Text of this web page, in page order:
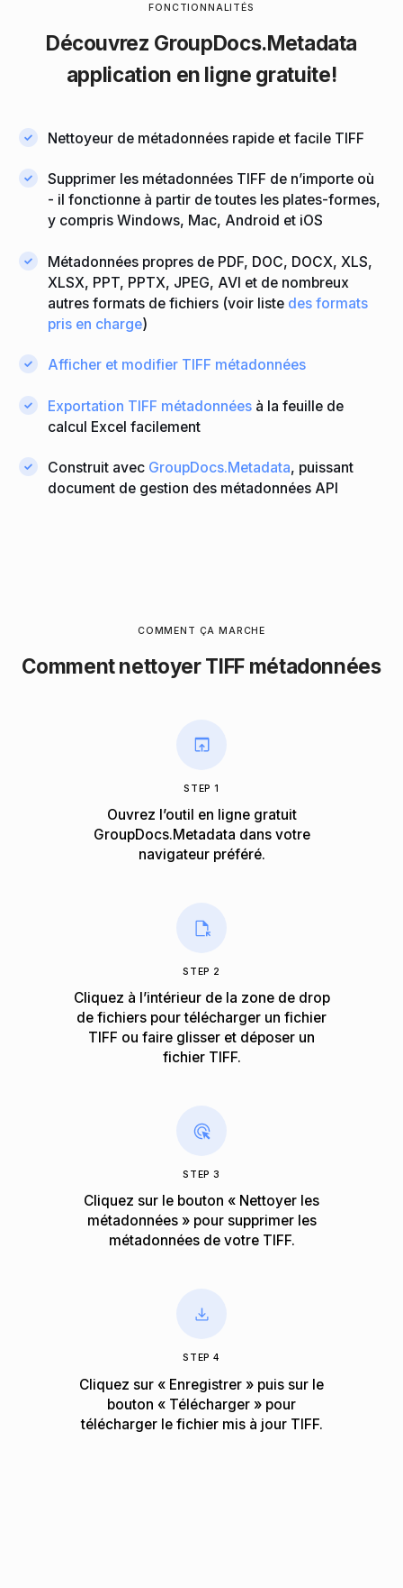
FONCTIONNALITÉS
Découvrez GroupDocs.Metadata
application en ligne gratuite!
Nettoyeur de métadonnées rapide et facile TIFF
Supprimer les métadonnées TIFF de n’importe où
- il fonctionne à partir de toutes les plates-formes,
y compris Windows, Mac, Android et iOS
Métadonnées propres de PDF, DOC, DOCX, XLS,
XLSX, PPT, PPTX, JPEG, AVI et de nombreux
autres formats de fichiers (voir liste des formats
pris en charge)
Afficher et modifier TIFF métadonnées
Exportation TIFF métadonnées à la feuille de
calcul Excel facilement
Construit avec GroupDocs.Metadata, puissant
document de gestion des métadonnées API
COMMENT ÇA MARCHE
Comment nettoyer TIFF métadonnées
STEP 1
Ouvrez l’outil en ligne gratuit
GroupDocs.Metadata dans votre
navigateur préféré.
STEP 2
Cliquez à l’intérieur de la zone de drop
de fichiers pour télécharger un fichier
TIFF ou faire glisser et déposer un
fichier TIFF.
STEP 3
Cliquez sur le bouton « Nettoyer les
métadonnées » pour supprimer les
métadonnées de votre TIFF.
STEP 4
Cliquez sur « Enregistrer » puis sur le
bouton « Télécharger » pour
télécharger le fichier mis à jour TIFF.